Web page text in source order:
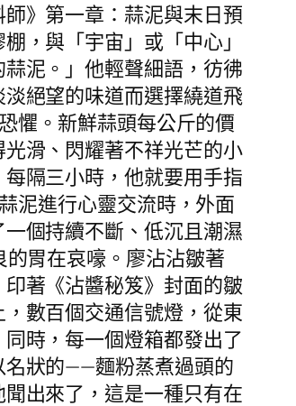
》第一章：蒜泥與末日預
，與「宇宙」或「中心」
泥。」他輕聲細語，彷彿
絕望的味道而選擇繞道飛
懼。新鮮蒜頭每公斤的價
滑、閃耀著不祥光芒的小
隔三小時，他就要用手指
泥進行心靈交流時，外面
個持續不斷、低沉且潮濕
胃在哀嚎。廖沾沾皺著
著《沾醬秘笈》封面的皺
數百個交通信號燈，從東
時，每一個燈箱都發出了
名狀的——麵粉蒸煮過頭的
出來了，這是一種只有在